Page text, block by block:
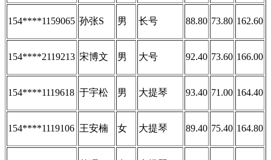
154****1159065 孙张S 男 长号 88.80 73.80 162.60
154****2119213 宋博文 男 大号 92.40 73.60 166.00
154****1119618 于宇松 男 大提琴 93.40 71.00 164.40
154****1119106 王安楠 女 大提琴 89.40 75.40 164.80